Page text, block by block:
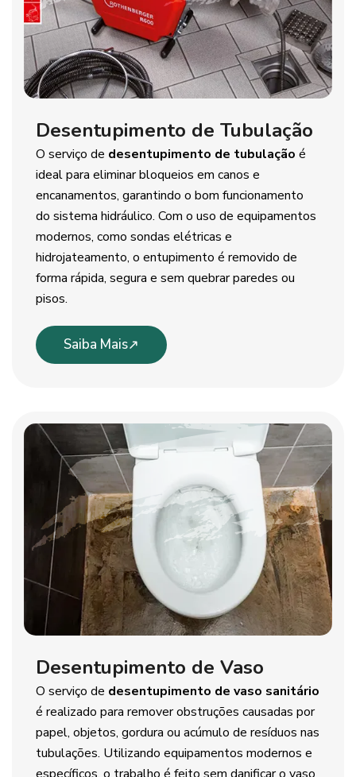
Desentupimento de Tubulação
O serviço de desentupimento de tubulação é
ideal para eliminar bloqueios em canos e
encanamentos, garantindo o bom funcionamento
do sistema hidráulico. Com o uso de equipamentos
modernos, como sondas elétricas e
hidrojateamento, o entupimento é removido de
forma rápida, segura e sem quebrar paredes ou
pisos.
Saiba Mais
Desentupimento de Vaso
O serviço de desentupimento de vaso sanitário
é realizado para remover obstruções causadas por
papel, objetos, gordura ou acúmulo de resíduos nas
tubulações. Utilizando equipamentos modernos e